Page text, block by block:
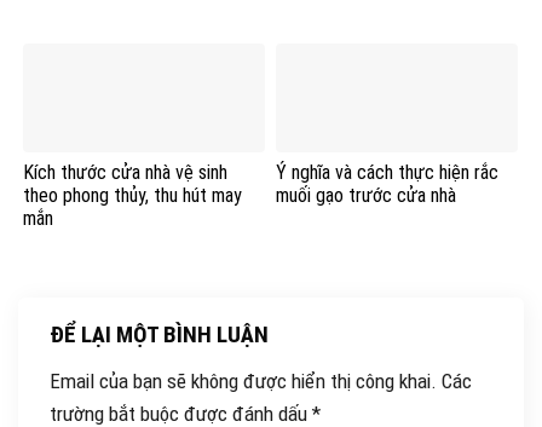
Kích thước cửa nhà vệ sinh
theo phong thủy, thu hút may
mắn
Ý nghĩa và cách thực hiện rắc
muối gạo trước cửa nhà
ĐỂ LẠI MỘT BÌNH LUẬN
Email của bạn sẽ không được hiển thị công khai. Các
trường bắt buộc được đánh dấu *